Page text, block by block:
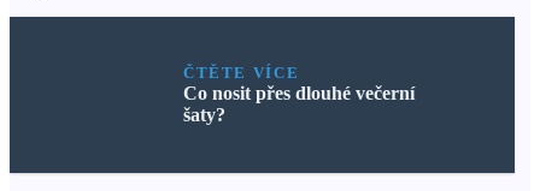
ČTĚTE VÍCE
Co nosit přes dlouhé večerní
šaty?